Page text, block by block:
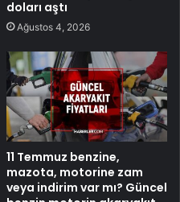
doları aştı
Ağustos 4, 2026
11 Temmuz benzine,
mazota, motorine zam
veya indirim var mı? Güncel